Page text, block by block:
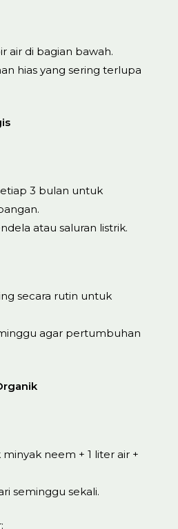
air di bagian bawah.
hias yang sering terlupa
3 bulan untuk
atau saluran listrik.
secara rutin untuk
agar pertumbuhan
neem + 1 liter air +
seminggu sekali.